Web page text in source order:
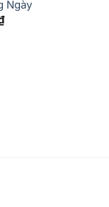
Ngày